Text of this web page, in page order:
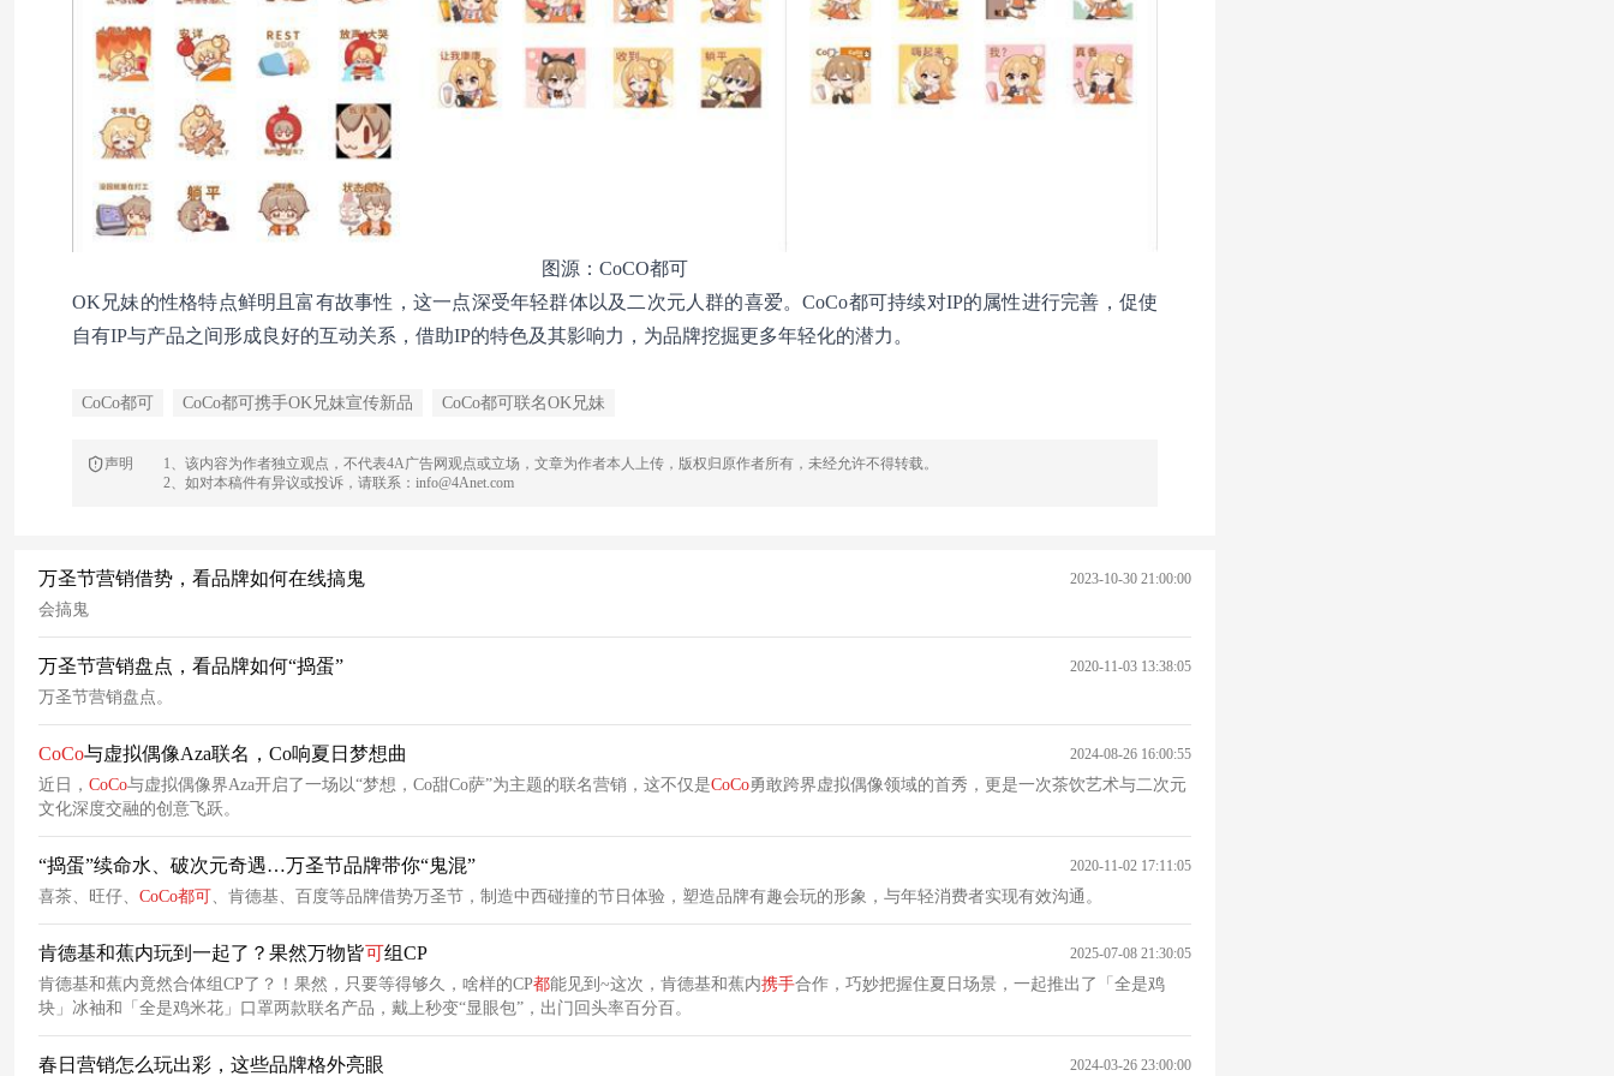
图源：CoCO都可
OK兄妹的性格特点鲜明且富有故事性，这一点深受年轻群体以及二次元人群的喜爱。CoCo都可持续对IP的属性进行完善，促使
自有IP与产品之间形成良好的互动关系，借助IP的特色及其影响力，为品牌挖掘更多年轻化的潜力。
CoCo都可 CoCo都可携手OK兄妹宣传新品 CoCo都可联名OK兄妹
声明
1、该内容为作者独立观点，不代表4A广告网观点或立场，文章为作者本人上传，版权归原作者所有，未经允许不得转载。
2、如对本稿件有异议或投诉，请联系：info@4Anet.com
万圣节营销借势，看品牌如何在线搞鬼 2023-10-30 21:00:00
会搞鬼
万圣节营销盘点，看品牌如何“捣蛋” 2020-11-03 13:38:05
万圣节营销盘点。
CoCo与虚拟偶像Aza联名，Co响夏日梦想曲 2024-08-26 16:00:55
近日， CoCo与虚拟偶像界Aza开启了一场以“梦想，Co甜Co萨”为主题的联名营销，这不仅是CoCo勇敢跨界虚拟偶像领域的首秀，更是一次茶饮艺术与二次元
文化深度交融的创意飞跃。
“捣蛋”续命水、破次元奇遇…万圣节品牌带你“鬼混” 2020-11-02 17:11:05
喜茶、旺仔、 CoCo都可、肯德基、百度等品牌借势万圣节，制造中西碰撞的节日体验，塑造品牌有趣会玩的形象，与年轻消费者实现有效沟通。
肯德基和蕉内玩到一起了？果然万物皆可组CP 2025-07-08 21:30:05
肯德基和蕉内竟然合体组CP了？！果然，只要等得够久，啥样的CP都能见到~这次，肯德基和蕉内携手合作，巧妙把握住夏日场景，一起推出了「全是鸡
块」冰袖和「全是鸡米花」口罩两款联名产品，戴上秒变“显眼包”，出门回头率百分百。
春日营销怎么玩出彩，这些品牌格外亮眼 2024-03-26 23:00:00